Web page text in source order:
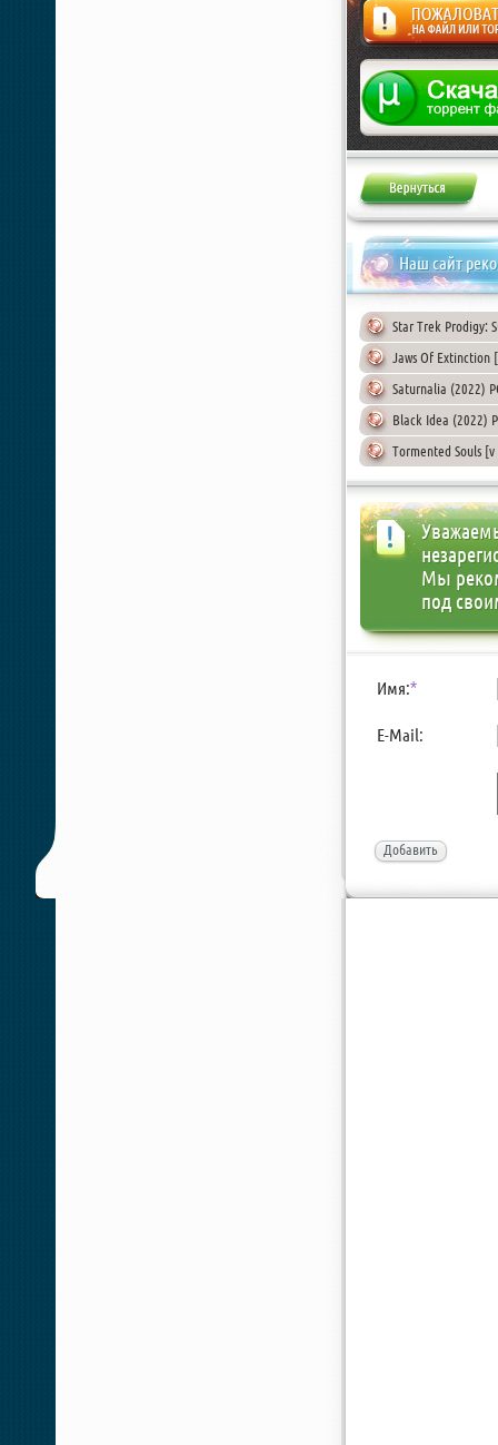
Жалоба
Наш сайт
Star Trek Prodigy:
Jaws Of Extinction
Saturnalia (2022)
Black Idea (2022)
Tormented Souls
Мы
под
Имя:*
E-Mail:
Добавить